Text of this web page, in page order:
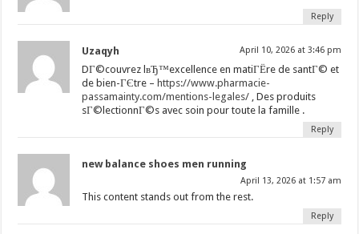
Reply
Uzaqyh April 10, 2026 at 3:46 pm
DГ©couvrez lвЂ™excellence en matiГЁre de santГ© et
de bien-ГЄtre – https://www.pharmacie-
passamainty.com/mentions-legales/ , Des produits
sГ©lectionnГ©s avec soin pour toute la famille .
Reply
new balance shoes men running
April 13, 2026 at 1:57 am
This content stands out from the rest.
Reply